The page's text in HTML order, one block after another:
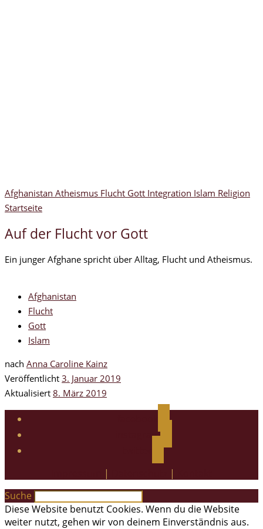
Afghanistan Atheismus Flucht Gott Integration Islam Religion
Startseite
Auf der Flucht vor Gott
Ein junger Afghane spricht über Alltag, Flucht und Atheismus.
Afghanistan
Flucht
Gott
Islam
nach Anna Caroline Kainz
Veröffentlicht 3. Januar 2019
Aktualisiert 8. März 2019
instagram
| |
Suche
Diese Website benutzt Cookies. Wenn du die Website
weiter nutzt, gehen wir von deinem Einverständnis aus.